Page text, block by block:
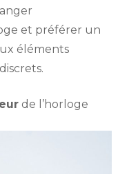
et préférer un
éléments
de l’horloge